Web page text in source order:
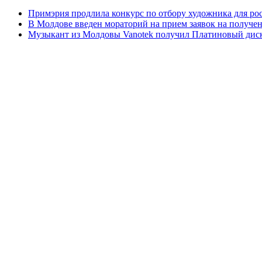
Примэрия продлила конкурс по отбору художника для
В Молдове введен мораторий на прием заявок на
Музыкант из Молдовы Vanotek получил Платиновый